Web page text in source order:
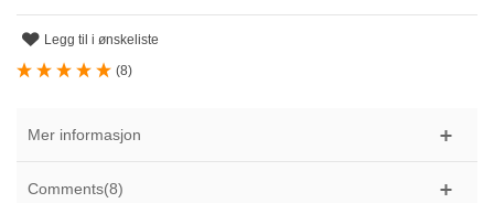
Legg til i ønskeliste
(8)
Mer informasjon
Comments(8)